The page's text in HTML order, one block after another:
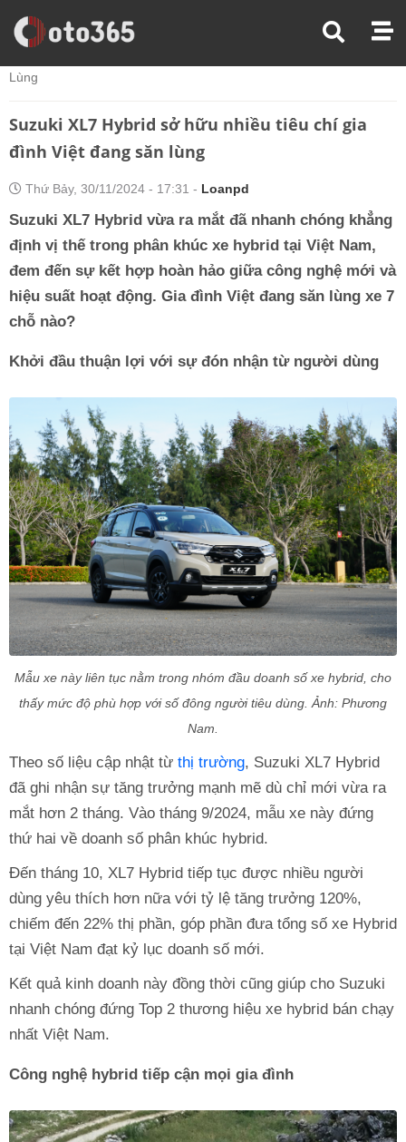
Trang Chủ
Thị Trường Xe
Lùng
Suzuki XL7 Hybrid sở hữu nhiều tiêu chí gia
đình Việt đang săn lùng
Thứ Bảy, 30/11/2024 - 17:31 - Loanpd
Suzuki XL7 Hybrid vừa ra mắt đã nhanh chóng khẳng
định vị thế trong phân khúc xe hybrid tại Việt Nam,
đem đến sự kết hợp hoàn hảo giữa công nghệ mới và
hiệu suất hoạt động. Gia đình Việt đang săn lùng xe 7
chỗ nào?
Khởi đầu thuận lợi với sự đón nhận từ người dùng
Mẫu xe này liên tục nằm trong nhóm đầu doanh số xe hybrid, cho
thấy mức độ phù hợp với số đông người tiêu dùng. Ảnh: Phương
Nam.
Theo số liệu cập nhật từ thị trường, Suzuki XL7 Hybrid
đã ghi nhận sự tăng trưởng mạnh mẽ dù chỉ mới vừa ra
mắt hơn 2 tháng. Vào tháng 9/2024, mẫu xe này đứng
thứ hai về doanh số phân khúc hybrid.
Đến tháng 10, XL7 Hybrid tiếp tục được nhiều người
dùng yêu thích hơn nữa với tỷ lệ tăng trưởng 120%,
chiếm đến 22% thị phần, góp phần đưa tổng số xe Hybrid
tại Việt Nam đạt kỷ lục doanh số mới.
Kết quả kinh doanh này đồng thời cũng giúp cho Suzuki
nhanh chóng đứng Top 2 thương hiệu xe hybrid bán chạy
nhất Việt Nam.
Công nghệ hybrid tiếp cận mọi gia đình